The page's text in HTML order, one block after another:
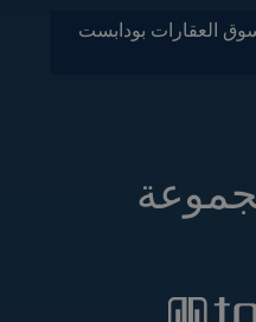
العقارات بودابست